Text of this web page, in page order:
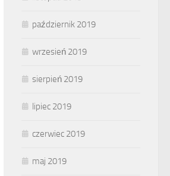
październik 2019
wrzesień 2019
sierpień 2019
lipiec 2019
czerwiec 2019
maj 2019